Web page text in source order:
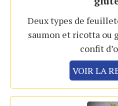
Deux types de
saumon et ricotta ou
confit
VOIR LA